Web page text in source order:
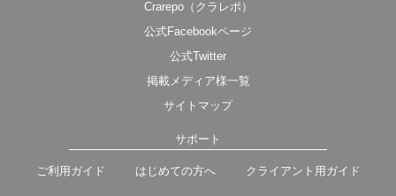
Crarepo（クラレポ）
公式Facebookページ
公式Twitter
掲載メディア様一覧
サイトマップ
サポート
ご利用ガイド はじめての方へ クライアント用ガイド